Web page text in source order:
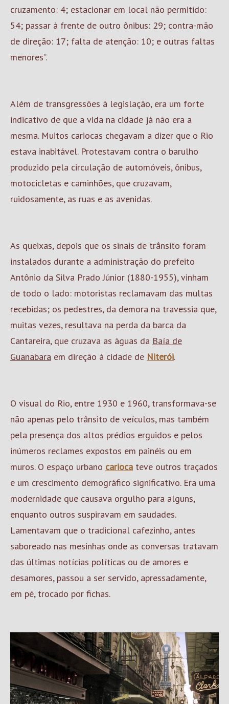
cruzamento: 4; estacionar em local não permitido:
54; passar à frente de outro ônibus: 29; contra-mão
de direção: 17; falta de atenção: 10; e outras faltas
menores”.
Além de transgressões à legislação, era um forte
indicativo de que a vida na cidade já não era a
mesma. Muitos cariocas chegavam a dizer que o Rio
estava inabitável. Protestavam contra o barulho
produzido pela circulação de automóveis, ônibus,
motocicletas e caminhões, que cruzavam,
ruidosamente, as ruas e as avenidas.
As queixas, depois que os sinais de trânsito foram
instalados durante a administração do prefeito
Antônio da Silva Prado Júnior (1880-1955), vinham
de todo o lado: motoristas reclamavam das multas
recebidas; os pedestres, da demora na travessia que,
muitas vezes, resultava na perda da barca da
Cantareira, que cruzava as águas da Baía de
Guanabara em direção à cidade de Niterói.
O visual do Rio, entre 1930 e 1960, transformava-se
não apenas pelo trânsito de veículos, mas também
pela presença dos altos prédios erguidos e pelos
inúmeros reclames expostos em painéis ou em
muros. O espaço urbano carioca teve outros traçados
e um crescimento demográfico significativo. Era uma
modernidade que causava orgulho para alguns,
enquanto outros suspiravam em saudades.
Lamentavam que o tradicional cafezinho, antes
saboreado nas mesinhas onde as conversas tratavam
das últimas notícias políticas ou de amores e
desamores, passou a ser servido, apressadamente,
em pé, trocado por fichas.